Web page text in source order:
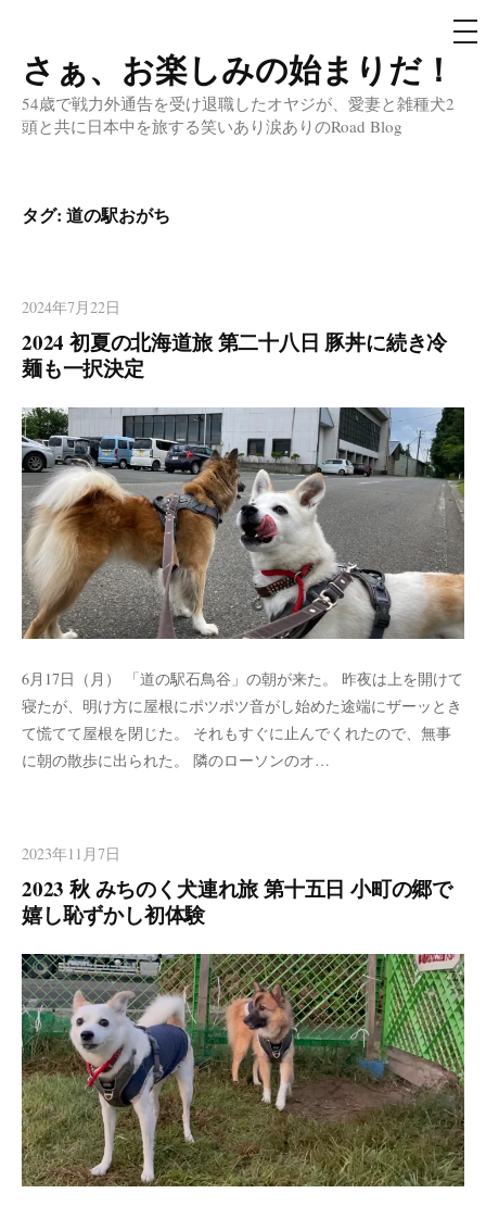
コ
ン
テ
へ
ッ
さぁ、お楽しみの始まりだ！
54歳で戦力外通告を受け退職したオヤジが、愛妻と雑種犬2
頭と共に日本中を旅する笑いあり涙ありのRoad Blog
メ
ニ
タグ: 道の駅おがち
2024年7月22日
2024 初夏の北海道旅 第二十八日 豚丼に続き冷
麺も一択決定
6月17日（月） 「道の駅石鳥谷」の朝が来た。 昨夜は上を開けて
寝たが、明け方に屋根にポツポツ音がし始めた途端にザーッとき
て慌てて屋根を閉じた。 それもすぐに止んでくれたので、無事
に朝の散歩に出られた。 隣のローソンのオ…
2023年11月7日
2023 秋 みちのく犬連れ旅 第十五日 小町の郷で
嬉し恥ずかし初体験